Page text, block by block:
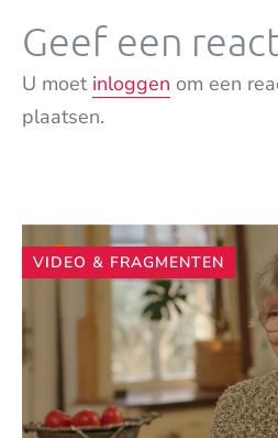
Geef een
U moet inloggen om een
plaatsen.
Andere
artikelen
VIDEO & FRAGMENTEN